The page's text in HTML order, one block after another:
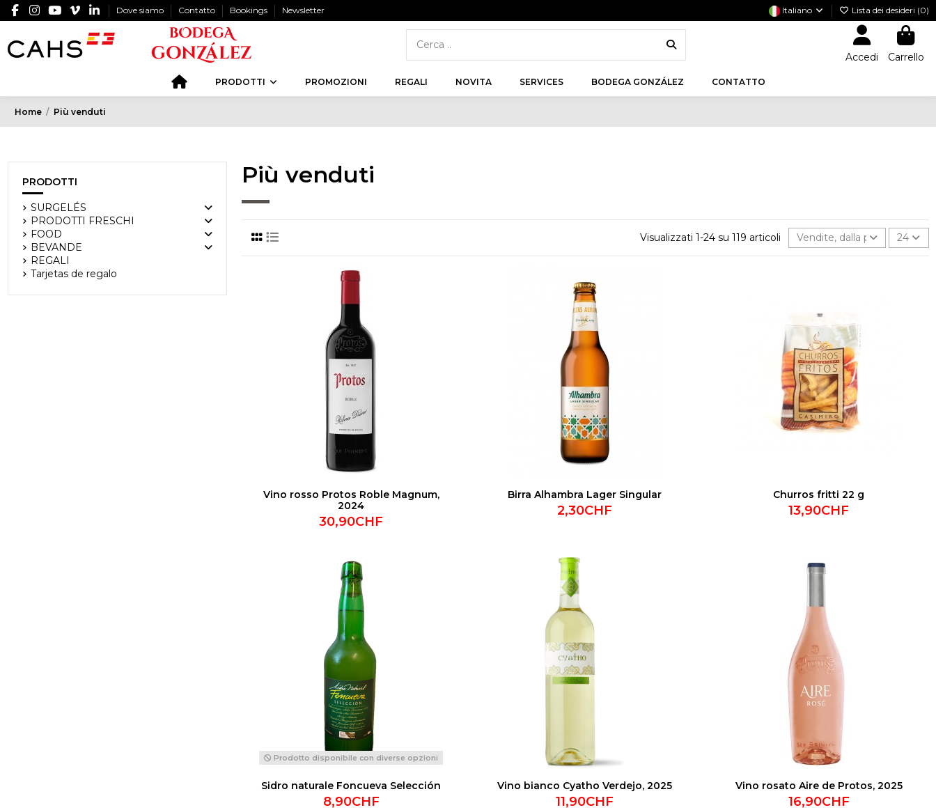
Dove siamo Contatto Bookings Newsletter Italiano Lista dei desideri (0)
Accedi Carrello
PRODOTTI PROMOZIONI REGALI NOVITA SERVICES BODEGA GONZÁLEZ CONTATTO
Home Più venduti
Più venduti
Visualizzati 1-24 su 119 articoli Vendite, dalla più alta alla più
24
Vino rosso Protos Roble Magnum,
2024
30,90CHF
Birra Alhambra Lager Singular
2,30CHF
Churros fritti 22 g
13,90CHF
Prodotto disponibile con diverse opzioni
Sidro naturale Foncueva Selección
8,90CHF
Vino bianco Cyatho Verdejo, 2025
11,90CHF
Vino rosato Aire de Protos, 2025
16,90CHF
PRODOTTI
SURGELÉS
PRODOTTI FRESCHI
FOOD
BEVANDE
REGALI
Tarjetas de regalo